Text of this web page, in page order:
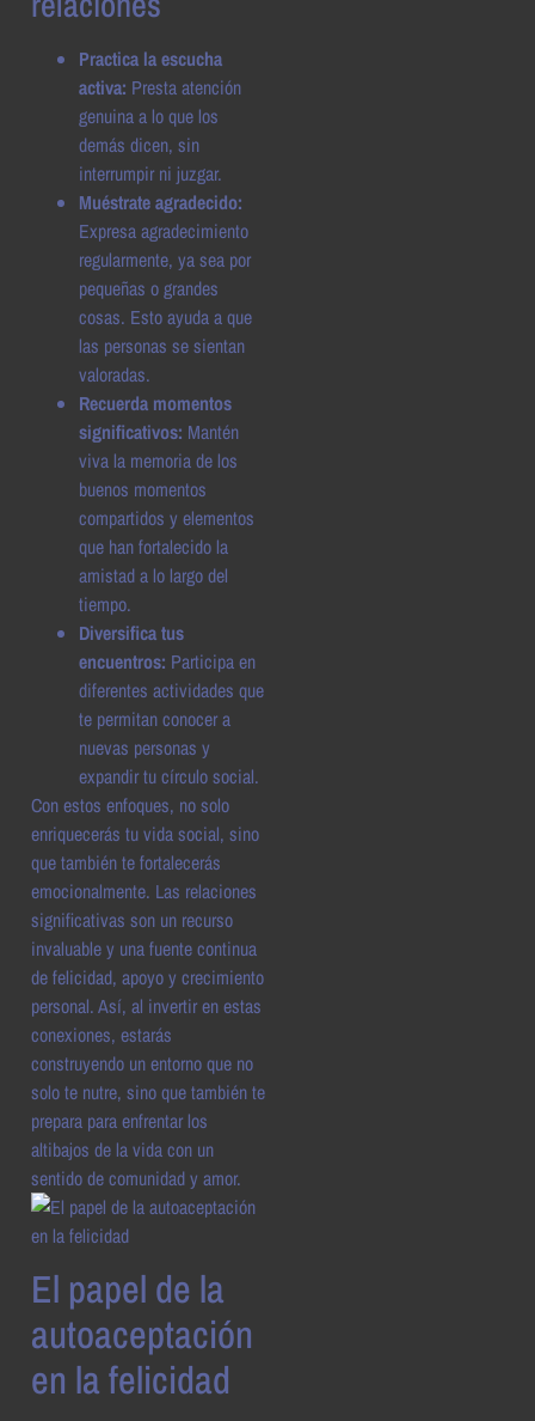
Practica la escucha
activa: Presta atención
genuina a lo que los
demás dicen, sin
interrumpir ni juzgar.
Muéstrate agradecido:
Expresa agradecimiento
regularmente, ya sea por
pequeñas o grandes
cosas. Esto ayuda a que
las personas se sientan
valoradas.
Recuerda momentos
significativos: Mantén
viva la memoria de los
buenos momentos
compartidos y elementos
que han fortalecido la
amistad a lo largo del
tiempo.
Diversifica tus
encuentros: Participa en
diferentes actividades que
te permitan conocer a
nuevas personas y
expandir tu círculo social.
Con estos enfoques, no solo
enriquecerás tu vida social, sino
que también te fortalecerás
emocionalmente. Las relaciones
significativas son un recurso
invaluable y una fuente continua
de felicidad, apoyo y crecimiento
personal. Así, al invertir en estas
conexiones, estarás
construyendo un entorno que no
solo te nutre, sino que también te
prepara para enfrentar los
altibajos de la vida con un
sentido de comunidad y amor.
El papel de la
autoaceptación
en la felicidad